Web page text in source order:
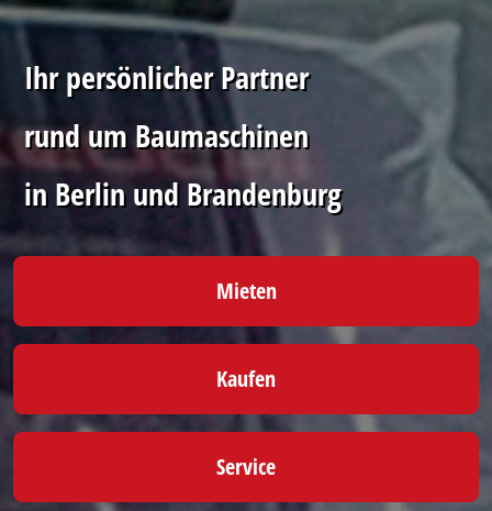
Ihr persönlicher Partner
rund um Baumaschinen
in Berlin und Brandenburg
Mieten
Kaufen
Service